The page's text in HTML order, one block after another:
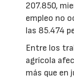
207.850,
empleo no
las 85.474
Entre los
agrícola
más que en